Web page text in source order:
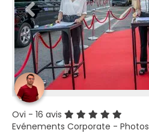
Ovi - 16 avis
Evénements Corporate - Photos